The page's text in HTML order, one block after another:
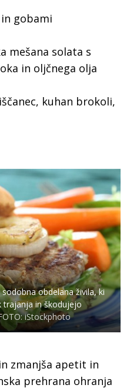
gobami
mešana solata s
in oljčnega olja
kuhan brokoli,
obdelana živila, ki
trajanja in škodujejo
iStockphoto
zmanjša apetit in
prehrana ohranja